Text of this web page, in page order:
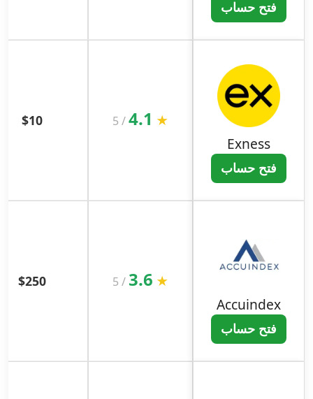
فتح حساب
Exness
فتح حساب
★
4.1
/
5
$10
Accuindex
فتح حساب
★
3.6
/
5
$250